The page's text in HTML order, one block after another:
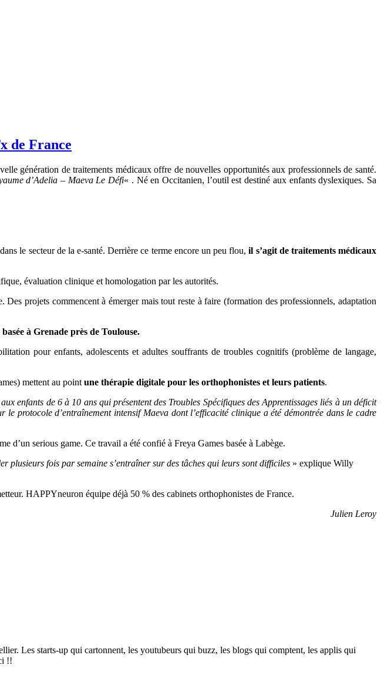
de France
génération de traitements médicaux offre de nouvelles opportunités aux professionnels de santé.
d’Adelia – Maeva Le Défi« . Né en Occitanien, l’outil est destiné aux enfants dyslexiques. Sa
le secteur de la e-santé. Derrière ce terme encore un peu flou,il s’agit de traitements médicaux
évaluation clinique et homologation par les autorités.
projets commencent à émerger mais tout reste à faire (formation des professionnels, adaptation
basée à Grenade près de Toulouse.
pour enfants, adolescents et adultes souffrants de troubles cognitifs (problème de langage,
mettent au point une thérapie digitale pour les orthophonistes et leurs patients.
enfants de 6 à 10 ans qui présentent des Troubles Spécifiques des Apprentissages liés à un déficit
le protocole d’entraînement intensif Maeva dont l’efficacité clinique a été démontrée dans le cadre
d’un serious game. Ce travail a été confié à Freya Games basée à Labège.
plusieurs fois par semaine s’entraîner sur des tâches qui leurs sont difficiles » explique Willy
HAPPYneuron équipe déjà 50 % des cabinets orthophonistes de France.
Julien Leroy
Les starts-up qui cartonnent, les youtubeurs qui buzz, les blogs qui comptent, les applis qui
!!